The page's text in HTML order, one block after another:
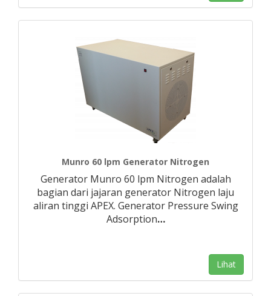
Munro 60 lpm Generator Nitrogen
Generator Munro 60 lpm Nitrogen adalah
bagian dari jajaran generator Nitrogen laju
aliran tinggi APEX. Generator Pressure Swing
Adsorption…
Lihat